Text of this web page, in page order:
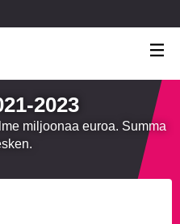
2023
miljoonaa euroa. Summa